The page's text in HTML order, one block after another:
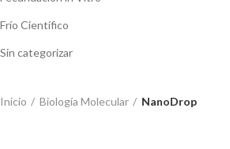
Frío Científico
Sin categorizar
Inicio Biología Molecular NanoDrop